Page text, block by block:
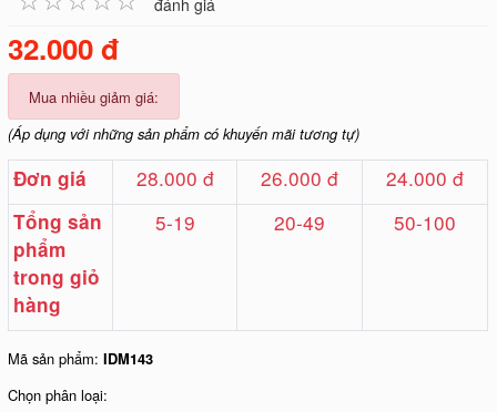
đánh giá
32.000 đ
Mua nhiều giảm giá:
(Áp dụng với những sản phẩm có khuyến mãi tương tự)
Đơn giá 28.000 đ 26.000 đ 24.000 đ
Tổng sản
phẩm
trong giỏ
hàng
5-19 20-49 50-100
Mã sản phẩm:IDM143
Chọn phân loại: